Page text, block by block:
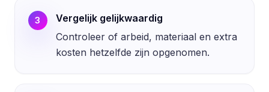
3
Vergelijk gelijkwaardig
Controleer of arbeid, materiaal en extra
kosten hetzelfde zijn opgenomen.